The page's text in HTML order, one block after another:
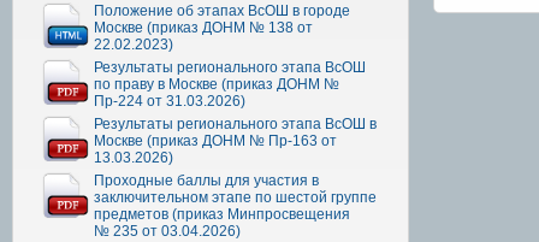
Положение об этапах ВсОШ в городе
Москве (приказ ДОНМ № 138 от
22.02.2023)
Результаты регионального этапа ВсОШ
по праву в Москве (приказ ДОНМ №
Пр-224 от 31.03.2026)
Результаты регионального этапа ВсОШ в
Москве (приказ ДОНМ № Пр-163 от
13.03.2026)
Проходные баллы для участия в
заключительном этапе по шестой группе
предметов (приказ Минпросвещения
№ 235 от 03.04.2026)